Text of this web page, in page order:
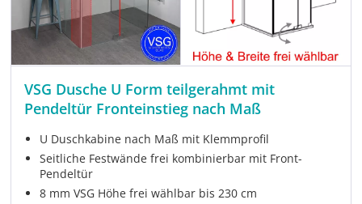
VSG Dusche U Form teilgerahmt mit
Pendeltür Fronteinstieg nach Maß
U Duschkabine nach Maß mit Klemmprofil
Seitliche Festwände frei kombinierbar mit Front-
Pendeltür
8 mm VSG Höhe frei wählbar bis 230 cm